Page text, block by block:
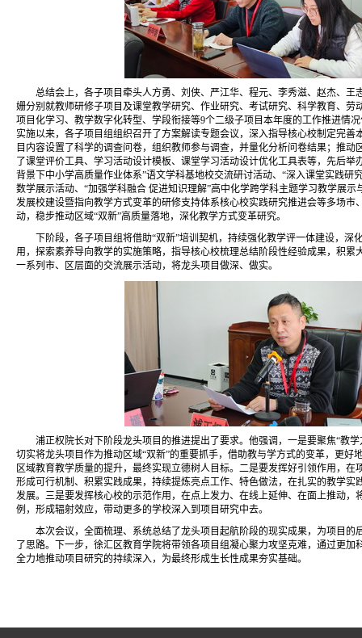
总结会上，各子项目牵头人方勇、刘侠、严江华、程元、李秀滋、赵杰、王
姗分别就教师研修子项目及课堂教学研究、作业研究、考试研究、科学教育、劳
项目化学习、教学数字化转型、学段衔接等9个二级子项目本年度的工作推进情
实施以来，各子项目组组织召开了方案解读专题会议，深入指导核心校制定完善
目内容设置了科学的调查问卷，组织教师参与调查，并量化分析问卷结果；推动
了课堂评价工具、学习活动设计模板、课堂学习活动设计优化工具表等，先后举
背景下中小学高质量作业体系”语文学科基地校交流研讨活动、“深入课堂实践研
数学展示活动、“加强学科融合 促进知识理解”高中化学跨学科主题学习教学展示
发展校建设暨指向教学方式变革的研修支持体系核心校实践研究推进会等多场市
动，稳步推动区域“双新”高质量落地，深化教学方式变革研究。
下阶段，各子项目组将借助“双新”培训契机，持续强化教学评一体建设，深
用，探索素养导向教学的实施策略，指导核心校梳理总结阶段性经验成果，积累
一系列市、区层面的交流展示活动，将龙头项目做深、做实。
浦正权院长对下阶段龙头项目的推进提出了要求。他强调，一是要聚焦“教
切实将龙头项目作为推动区域“双新”的重要抓手，借助教与学方式的变革，更好
区域教育教学质量的提升，最终实现立德树人目标。二是要发挥好引领作用，在
形成可行机制、积累实践成果，持续提炼亮点工作、特色做法，在扎实的教学实
发展。三是要发挥核心校的示范作用，在点上发力、在线上延伸、在面上推动，
例，形成辐射效应，带动更多的学校深入到项目研究中去。
本次会议，全面梳理、系统总结了龙头项目起航阶段的现实成果，为项目的
了思路。下一步，徐汇区教育学院将带领各项目组凝心聚力攻坚克难，通过更加
全力地推动项目研究的持续深入，为最终形成生长性成果夯实基础。